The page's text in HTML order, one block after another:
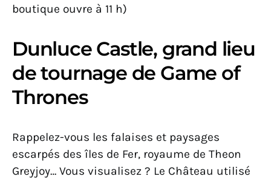
boutique ouvre à 11 h)
Dunluce Castle, grand lieu
de tournage de Game of
Thrones
Rappelez-vous les falaises et paysages
escarpés des îles de Fer, royaume de Theon
Greyjoy… Vous visualisez ? Le Château utilisé